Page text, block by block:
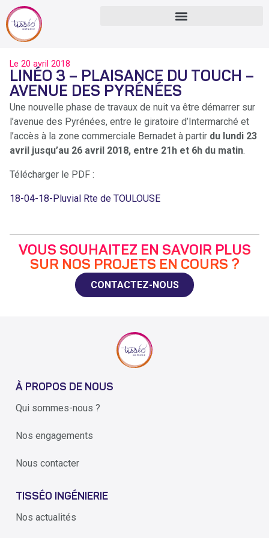
Le 20 avril 2018
LINÉO 3 – PLAISANCE DU TOUCH –
AVENUE DES PYRÉNÉES
Une nouvelle phase de travaux de nuit va être démarrer sur
l’avenue des Pyrénées, entre le giratoire d’Intermarché et
l’accès à la zone commerciale Bernadet à partir du lundi 23
avril jusqu’au 26 avril 2018, entre 21h et 6h du matin.
Télécharger le PDF :
18-04-18-Pluvial Rte de TOULOUSE
VOUS SOUHAITEZ EN SAVOIR PLUS
SUR NOS PROJETS EN COURS ?
CONTACTEZ-NOUS
À PROPOS DE NOUS
Qui sommes-nous ?
Nos engagements
Nous contacter
TISSÉO INGÉNIERIE
Nos actualités